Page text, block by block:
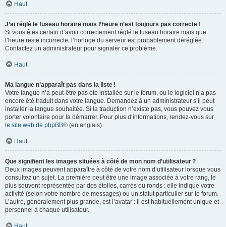
Haut
J’ai réglé le fuseau horaire mais l’heure n’est toujours pas correcte !
Si vous êtes certain d’avoir correctement réglé le fuseau horaire mais que
l’heure reste incorrecte, l’horloge du serveur est probablement déréglée.
Contactez un administrateur pour signaler ce problème.
Haut
Ma langue n’apparaît pas dans la liste !
Votre langue n’a peut-être pas été installée sur le forum, ou le logiciel n’a pas
encore été traduit dans votre langue. Demandez à un administrateur s’il peut
installer la langue souhaitée. Si la traduction n’existe pas, vous pouvez vous
porter volontaire pour la démarrer. Pour plus d’informations, rendez-vous sur
le site web de phpBB® (en anglais).
Haut
Que signifient les images situées à côté de mon nom d’utilisateur ?
Deux images peuvent apparaître à côté de votre nom d’utilisateur lorsque vous
consultez un sujet. La première peut être une image associée à votre rang, le
plus souvent représentée par des étoiles, carrés ou ronds : elle indique votre
activité (selon votre nombre de messages) ou un statut particulier sur le forum.
L’autre, généralement plus grande, est l’avatar : il est habituellement unique et
personnel à chaque utilisateur.